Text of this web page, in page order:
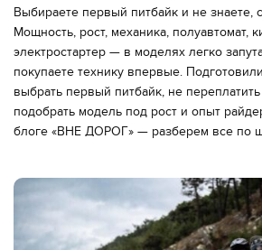
Выбираете первый питбайк и не знаете,
Мощность, рост, механика, полуавтомат,
электростартер — в моделях легко
покупаете технику впервые.
выбрать первый питбайк, не
подобрать модель под рост и опыт
блоге «ВНЕ ДОРОГ» — разберем все по